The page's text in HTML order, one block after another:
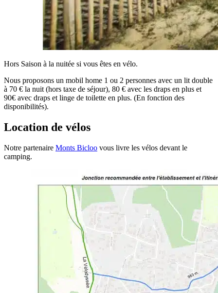
Hors Saison à la nuitée si vous êtes en vélo.
Nous proposons un mobil home 1 ou 2 personnes avec un lit double
à 70 € la nuit (hors taxe de séjour), 80 € avec les draps en plus et
90€ avec draps et linge de toilette en plus. (En fonction des
disponibilités).
Location de vélos
Notre partenaire Monts Bicloo vous livre les vélos devant le
camping.